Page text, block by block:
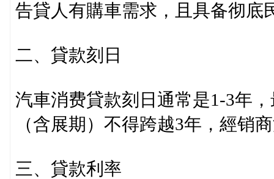
告貸人有購車需求，且具备彻底
二、貸款刻日
汽車消费貸款刻日通常是1-3年
（含展期）不得跨越3年，經销
三、貸款利率